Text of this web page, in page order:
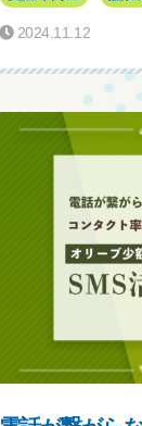
2024.11.12